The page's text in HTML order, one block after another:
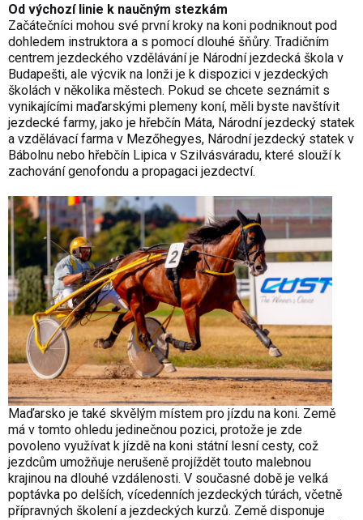
Od výchozí linie k naučným stezkám
Začátečníci mohou své první kroky na koni podniknout pod
dohledem instruktora a s pomocí dlouhé šňůry. Tradičním
centrem jezdeckého vzdělávání je Národní jezdecká škola v
Budapešti, ale výcvik na lonži je k dispozici v jezdeckých
školách v několika městech. Pokud se chcete seznámit s
vynikajícími maďarskými plemeny koní, měli byste navštívit
jezdecké farmy, jako je hřebčín Máta, Národní jezdecký statek
a vzdělávací farma v Mezőhegyes, Národní jezdecký statek v
Bábolnu nebo hřebčín Lipica v Szilvásváradu, které slouží k
zachování genofondu a propagaci jezdectví.
Maďarsko je také skvělým místem pro jízdu na koni. Země
má v tomto ohledu jedinečnou pozici, protože je zde
povoleno využívat k jízdě na koni státní lesní cesty, což
jezdcům umožňuje nerušeně projíždět touto malebnou
krajinou na dlouhé vzdálenosti. V současné době je velká
poptávka po delších, vícedenních jezdeckých túrách, včetně
přípravných školení a jezdeckých kurzů. Země disponuje